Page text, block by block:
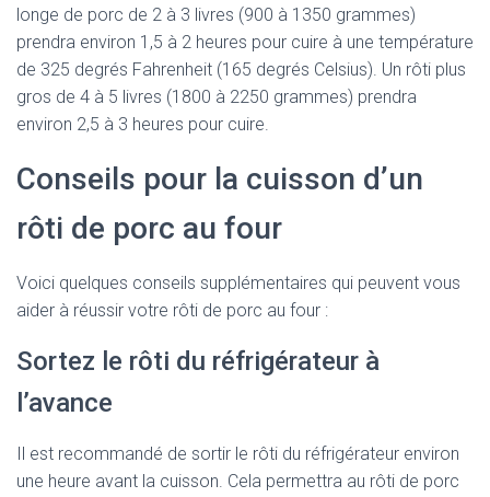
longe de porc de 2 à 3 livres (900 à 1350 grammes)
prendra environ 1,5 à 2 heures pour cuire à une température
de 325 degrés Fahrenheit (165 degrés Celsius). Un rôti plus
gros de 4 à 5 livres (1800 à 2250 grammes) prendra
environ 2,5 à 3 heures pour cuire.
Conseils pour la cuisson d’un
rôti de porc au four
Voici quelques conseils supplémentaires qui peuvent vous
aider à réussir votre rôti de porc au four :
Sortez le rôti du réfrigérateur à
l’avance
Il est recommandé de sortir le rôti du réfrigérateur environ
une heure avant la cuisson. Cela permettra au rôti de porc